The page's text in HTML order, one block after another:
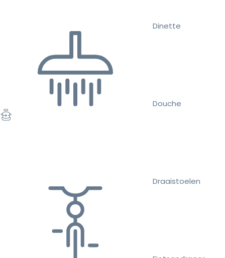
Dinette
Douche
Draaistoelen